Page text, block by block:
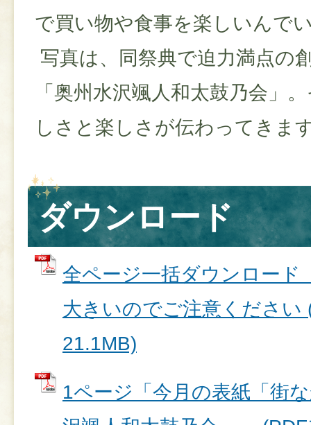
で買い物や食事を楽しいんで
写真は、同祭典で迫力満点の
「奥州水沢颯人和太鼓乃会」
しさと楽しさが伝わってきま
ダウンロード
全ページ一括ダウンロード
大きいのでご注意ください
21.1MB)
1ページ「今月の表紙「街